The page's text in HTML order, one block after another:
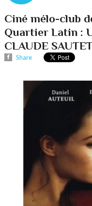
Ciné mélo-club
Quartier Latin :
CLAUDE
Share